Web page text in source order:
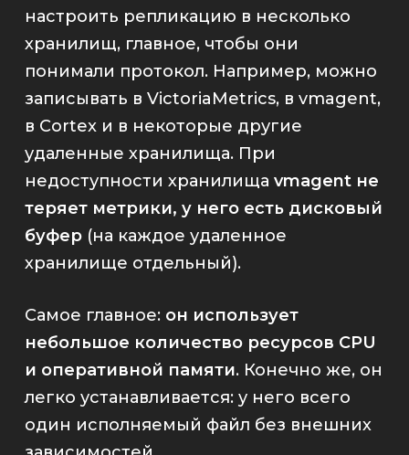
настроить репликацию в несколько
хранилищ, главное, чтобы они
понимали протокол. Например, можно
записывать в VictoriaMetrics, в vmagent,
в Cortexи в некоторые другие
удаленные хранилища. При
недоступности хранилища vmagentне
теряет метрики, у него есть дисковый
буфер(на каждое удаленное
хранилище отдельный).
Самое главное: он использует
небольшое количество ресурсов CPU
и оперативной памяти. Конечно же, он
легко устанавливается: у него всего
один исполняемый файл без внешних